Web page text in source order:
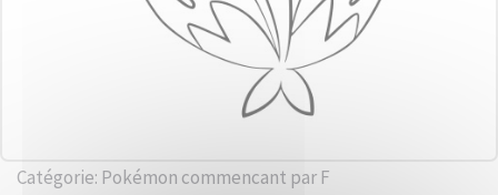
Catégorie: Pokémon commencant par F